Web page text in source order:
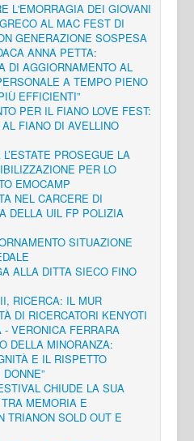
L'EMORRAGIA DEI GIOVANI
AL MAC FEST DI
GENERAZIONE SOSPESA
ANNA PETTA:
DI AGGIORNAMENTO AL
A TEMPO PIENO
EFFICIENTI”
PER IL FIANO LOVE FEST:
AL FIANO DI AVELLINO
PROSEGUE LA
PER LO
EMOCAMP
NEL CARCERE DI
DELLA UIL FP POLIZIA
SITUAZIONE
ALLA DITTA SIECO FINO
RICERCA: IL MUR
DI RICERCATORI KENYOTI
- VERONICA FERRARA
DELLA MINORANZA:
E IL RISPETTO
CHIUDE LA SUA
MEMORIA E
TRIANON SOLD OUT E